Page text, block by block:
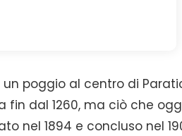
poggio al centro di
dal 1260, ma ciò che
nel 1894 e concluso nel